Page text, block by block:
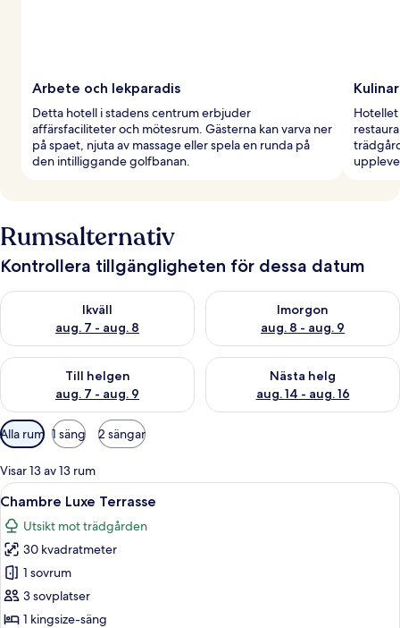
Arbete och lekparadis
Detta hotell i stadens centrum erbjuder
affärsfaciliteter och mötesrum. Gästerna kan varva ner
på spaet, njuta av massage eller spela en runda på
den intilliggande golfbanan.
Rumsalternativ
Kontrollera tillgängligheten för dessa datum
Ikväll
aug. 7 - aug. 8
Kontrollera tillgängligheten för ikväll aug. 7 - aug. 8
Imorgon
aug. 8 - aug. 9
Kontrollera tillgängligheten
Till helgen
aug. 7 - aug. 9
Kontrollera tillgängligheten för den här helgen aug. 7 - aug. 9
Nästa helg
aug. 14 - aug. 16
Kontrollera tillgängligheten
Tillgängliga
filter
för
rum
Alla rum 1 säng 2 sängar
Visar 13 av 13 rum
Öppna
alla
foton
för
Chambre
Luxe
Terrasse
Ett hotellrum med en säng, ett
5
Chambre Luxe Terrasse
Utsikt mot trädgården
30 kvadratmeter
1 sovrum
3 sovplatser
1 kingsize-säng